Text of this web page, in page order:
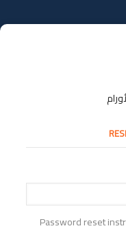
Password reset